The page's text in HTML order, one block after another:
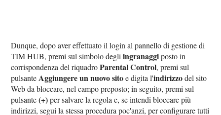
Dunque, dopo aver effettuato il login al pannello di gestione di
TIM HUB, premi sul simbolo degliingranaggiposto in
corrispondenza del riquadroParental Control, premi sul
pulsante Aggiungere un nuovo sitoe digita l'indirizzodel sito
Web da bloccare, nel campo preposto; in seguito, premi sul
pulsante(+)per salvare la regola e, se intendi bloccare più
indirizzi, segui la stessa procedura poc'anzi, per configurare tutti